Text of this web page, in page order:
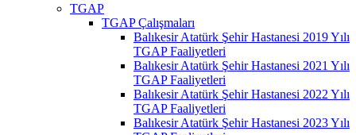
TGAP
TGAP Çalışmaları
Balıkesir Atatürk Şehir Hastanesi 2019 Yılı
TGAP Faaliyetleri
Balıkesir Atatürk Şehir Hastanesi 2021 Yılı
TGAP Faaliyetleri
Balıkesir Atatürk Şehir Hastanesi 2022 Yılı
TGAP Faaliyetleri
Balıkesir Atatürk Şehir Hastanesi 2023 Yılı